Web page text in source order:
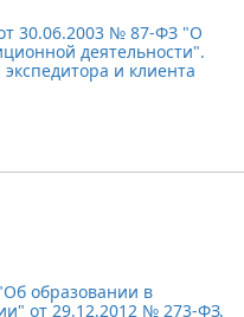
30.06.2003 № 87-ФЗ "О
деятельности".
и клиента
образовании в
от 29.12.2012 № 273-ФЗ.